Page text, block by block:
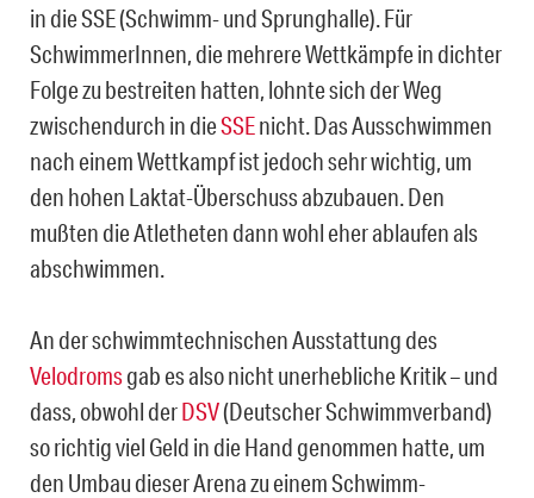
in die SSE (Schwimm- und Sprunghalle). Für
SchwimmerInnen, die mehrere Wettkämpfe in dichter
Folge zu bestreiten hatten, lohnte sich der Weg
zwischendurch in dieSSEnicht. Das Ausschwimmen
nach einem Wettkampf ist jedoch sehr wichtig, um
den hohen Laktat-Überschuss abzubauen. Den
mußten die Atletheten dann wohl eher ablaufen als
abschwimmen.
An der schwimmtechnischen Ausstattung des
Velodromsgab es also nicht unerhebliche Kritik – und
dass, obwohl derDSV(Deutscher Schwimmverband)
so richtig viel Geld in die Hand genommen hatte, um
den Umbau dieser Arena zu einem Schwimm-